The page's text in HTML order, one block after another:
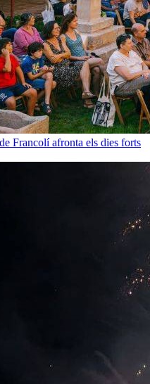
Francolí afronta els dies forts